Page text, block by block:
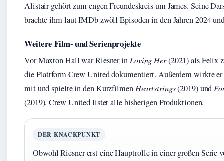
Alistair gehört zum engen Freundeskreis um James. Seine
brachte ihm laut IMDb zwölf Episoden in den Jahren 2024
Weitere Film- und Serienprojekte
Vor Maxton Hall war Riesner inLoving Her(2021) als Felix
die Plattform Crew United dokumentiert. Außerdem wirkte
mit und spielte in den KurzfilmenHeartstrings(2019) und
(2019). Crew United listet alle bisherigen Produktionen.
DER KNACKPUNKT
Obwohl Riesner erst eine Hauptrolle in einer großen Serie